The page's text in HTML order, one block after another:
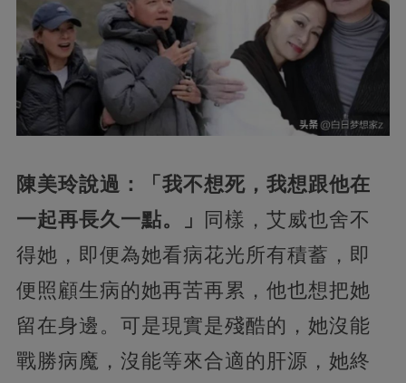
陳美玲說過：「我不想死，我想跟他在
一起再長久一點。」
同樣，艾威也舍不
得她，即便為她看病花光所有積蓄，即
便照顧生病的她再苦再累，他也想把她
留在身邊。可是現實是殘酷的，她沒能
戰勝病魔，沒能等來合適的肝源，她終